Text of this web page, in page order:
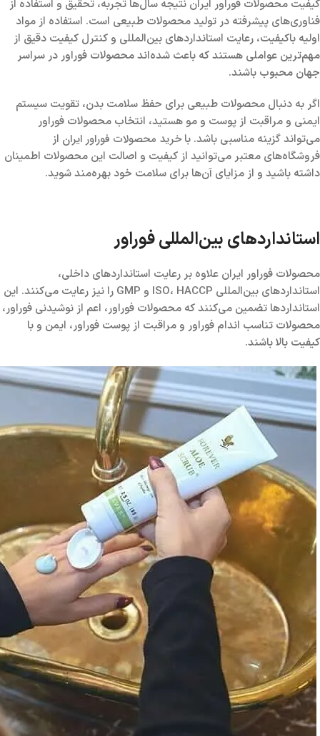
کیفیت محصولات فوراور ایران نتیجه سال‌ها تجربه، تحقیق و استفاده از
فناوری‌های پیشرفته در تولید محصولات طبیعی است. استفاده از مواد
اولیه باکیفیت، رعایت استانداردهای بین‌المللی و کنترل کیفیت دقیق از
مهم‌ترین عواملی هستند که باعث شده‌اند محصولات فوراور در سراسر
جهان محبوب باشند.
اگر به دنبال محصولات طبیعی برای حفظ سلامت بدن، تقویت سیستم
ایمنی و مراقبت از پوست و مو هستید، انتخاب محصولات فوراور
می‌تواند گزینه مناسبی باشد. باخرید محصولات فوراور ایران از
فروشگاه‌های معتبر می‌توانید از کیفیت و اصالت این محصولات اطمینان
داشته باشید و از مزایای آن‌ها برای سلامت خود بهره‌مند شوید.
استانداردهای بین‌المللی فوراور
محصولات فوراور ایران علاوه بر رعایت استانداردهای داخلی،
استانداردهای بین‌المللی ISO، HACCP و GMP را نیز رعایت می‌کنند. این
استانداردها تضمین می‌کنند که محصولات فوراور، اعم از نوشیدنی فوراور،
محصولات تناسب اندام فوراور و مراقبت از پوست فوراور، ایمن و با
کیفیت بالا باشند.